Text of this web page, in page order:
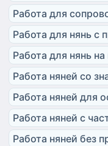
Работа для
Работа для нянь с
Работа для нянь на
Работа няней со
Работа няней для
Работа няней с
Работа няней без